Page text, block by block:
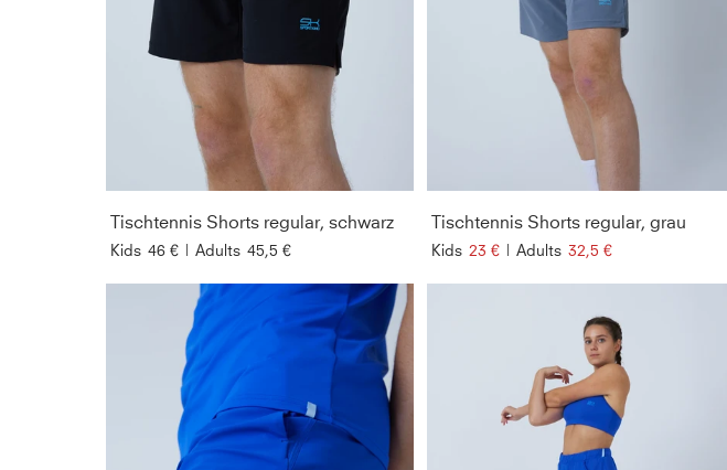
Tischtennis Shorts regular, schwarz
Kids 46 € | Adults 45,5 €
Tischtennis Shorts regular, grau
Kids 23 € | Adults 32,5 €